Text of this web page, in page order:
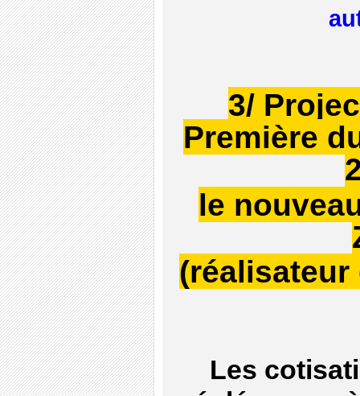
3/
Première
le
(réalisateur
Les